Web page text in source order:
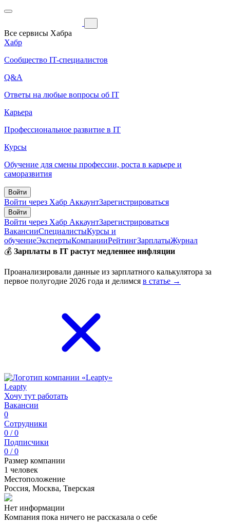
Все сервисы Хабра
Хабр
Сообщество IT-специалистов
Q&A
Ответы на любые вопросы об IT
Карьера
Профессиональное развитие в IT
Курсы
Обучение для смены профессии, роста в карьере и
саморазвития
Войти
Войти через Хабр АккаунтЗарегистрироваться
Войти
Войти через Хабр АккаунтЗарегистрироваться
ВакансииСпециалистыКурсы и
обучениеЭкспертыКомпанииРейтингЗарплатыЖурнал
💰 Зарплаты в IT растут медленнее инфляции
Проанализировали данные из зарплатного калькулятора за
первое полугодие 2026 года и делимся в статье →
Leapty
Хочу тут работать
Вакансии
0
Сотрудники
0 / 0
Подписчики
0 / 0
Размер компании
1 человек
Местоположение
Россия, Москва, Тверская
Нет информации
Компания пока ничего не рассказала о себе